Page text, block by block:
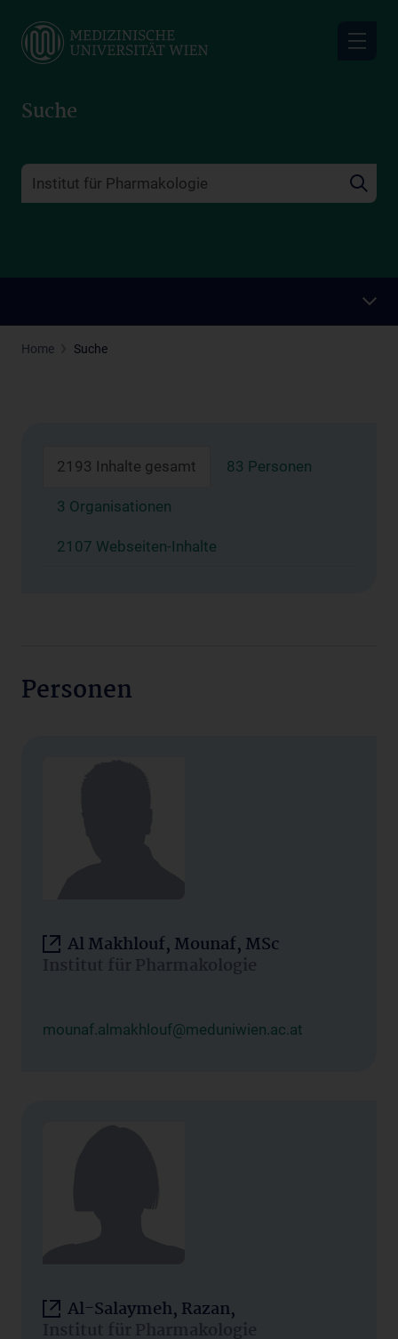
main
Suche
Home Suche
2193 Inhalte gesamt 83 Personen
3 Organisationen
2107 Webseiten-Inhalte
Personen
Al Makhlouf, Mounaf, MSc
Institut für Pharmakologie
mounaf.almakhlouf@meduniwien.ac.at
Al-Salaymeh, Razan,
Institut für Pharmakologie